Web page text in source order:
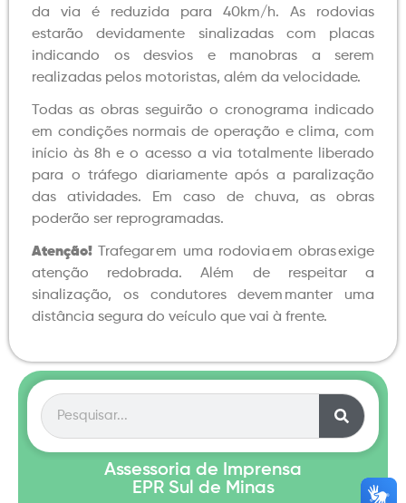
Assessoria de Imprensa
EPR Sul de Minas
da via é reduzida para 40km/h. As rodovias
estarão devidamente sinalizadas com placas
indicando os desvios e manobras a serem
realizadas pelos motoristas, além da velocidade.
Todas as obras seguirão o cronograma indicado
em condições normais de operação e clima, com
início às 8h e o acesso a via totalmente liberado
para o tráfego diariamente após a paralização
das atividades. Em caso de chuva, as obras
poderão ser reprogramadas.
Atenção! Trafegar em uma rodovia em obras exige
atenção redobrada. Além de respeitar a
sinalização, os condutores devem manter uma
distância segura do veículo que vai à frente.